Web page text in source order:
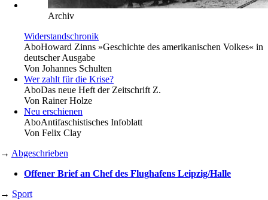
Archiv
Widerstandschronik
AboHoward Zinns »Geschichte des amerikanischen Volkes« in
deutscher Ausgabe
Von Johannes Schulten
Wer zahlt für die Krise?
AboDas neue Heft der Zeitschrift Z.
Von Rainer Holze
Neu erschienen
AboAntifaschistisches Infoblatt
Von Felix Clay
→ Abgeschrieben
Offener Brief an Chef des Flughafens Leipzig/Halle
→ Sport